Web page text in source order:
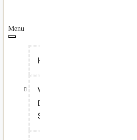
Menu
Home
Vastgoed
Diensten
Spanje